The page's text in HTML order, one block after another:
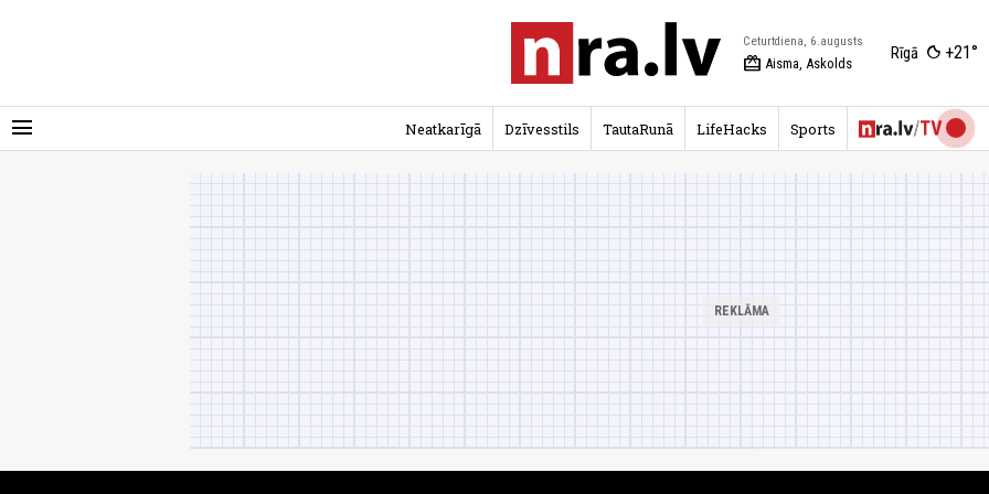
menu
Ceturtdiena, 6.augusts
redeem Aisma, Askolds
Rīgā +21°
Neatkarīgā Dzīvesstils TautaRunā LifeHacks Sports